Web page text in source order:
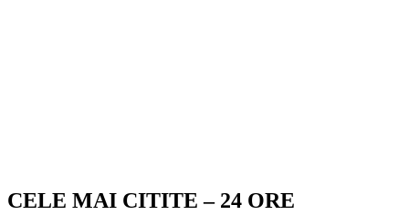
CELE MAI CITITE – 24 ORE